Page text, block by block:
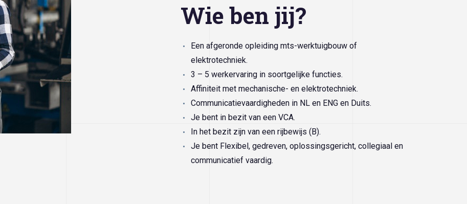
Wie ben jij?
Een afgeronde opleiding mts-werktuigbouw of
elektrotechniek.
3 – 5 werkervaring in soortgelijke functies.
Affiniteit met mechanische- en elektrotechniek.
Communicatievaardigheden in NL en ENG en Duits.
Je bent in bezit van een VCA.
In het bezit zijn van een rijbewijs (B).
Je bent Flexibel, gedreven, oplossingsgericht, collegiaal en
communicatief vaardig.